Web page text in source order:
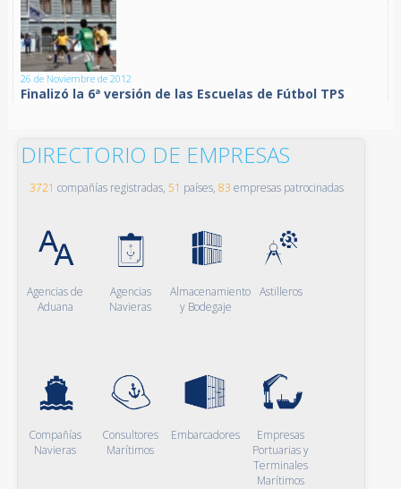
26 de Noviembre de 2012
Finalizó la 6ª versión de las Escuelas de Fútbol TPS
DIRECTORIO DE EMPRESAS
3721 compañías registradas, 51 países, 83 empresas patrocinadas
Agencias de
Aduana
Agencias
Navieras
Almacenamiento
y Bodegaje
Astilleros
Compañías
Navieras
Consultores
Marítimos
Embarcadores
Empresas
Portuarias y
Terminales
Marítimos